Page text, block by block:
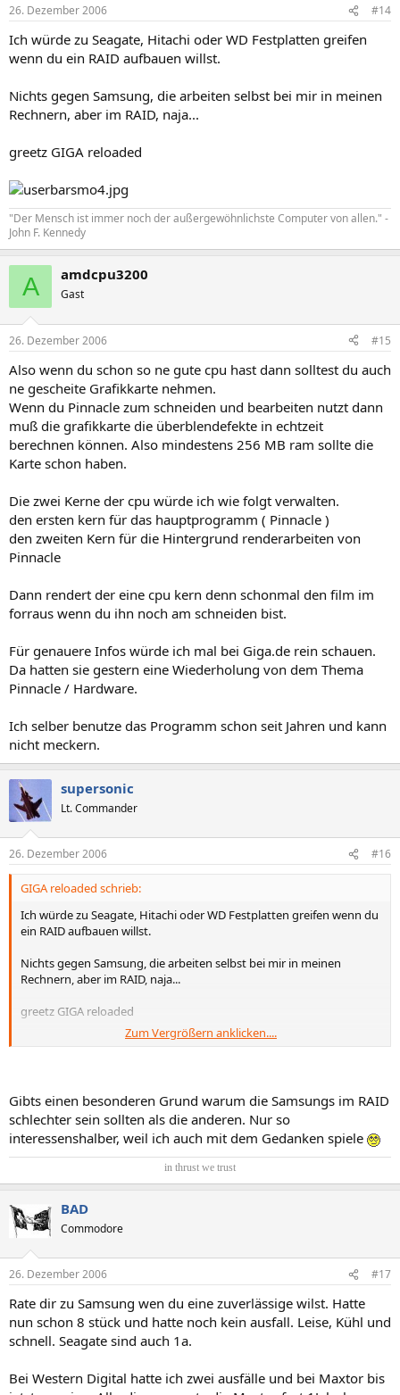
26. Dezember 2006 #14
Ich würde zu Seagate, Hitachi oder WD Festplatten greifen
wenn du ein RAID aufbauen willst.
Nichts gegen Samsung, die arbeiten selbst bei mir in meinen
Rechnern, aber im RAID, naja...
greetz GIGA reloaded
"Der Mensch ist immer noch der außergewöhnlichste Computer von allen." -
John F. Kennedy
A amdcpu3200
Gast
26. Dezember 2006 #15
Also wenn du schon so ne gute cpu hast dann solltest du auch
ne gescheite Grafikkarte nehmen.
Wenn du Pinnacle zum schneiden und bearbeiten nutzt dann
muß die grafikkarte die überblendefekte in echtzeit
berechnen können. Also mindestens 256 MB ram sollte die
Karte schon haben.
Die zwei Kerne der cpu würde ich wie folgt verwalten.
den ersten kern für das hauptprogramm ( Pinnacle )
den zweiten Kern für die Hintergrund renderarbeiten von
Pinnacle
Dann rendert der eine cpu kern denn schonmal den film im
forraus wenn du ihn noch am schneiden bist.
Für genauere Infos würde ich mal bei Giga.de rein schauen.
Da hatten sie gestern eine Wiederholung von dem Thema
Pinnacle / Hardware.
Ich selber benutze das Programm schon seit Jahren und kann
nicht meckern.
supersonic
Lt. Commander
26. Dezember 2006 #16
GIGA reloaded schrieb:
Ich würde zu Seagate, Hitachi oder WD Festplatten greifen wenn du
ein RAID aufbauen willst.
Nichts gegen Samsung, die arbeiten selbst bei mir in meinen
Rechnern, aber im RAID, naja...
greetz GIGA reloaded
Zum Vergrößern anklicken....
Gibts einen besonderen Grund warum die Samsungs im RAID
schlechter sein sollten als die anderen. Nur so
interessenshalber, weil ich auch mit dem Gedanken spiele
in thrust we trust​
BAD
Commodore
26. Dezember 2006 #17
Rate dir zu Samsung wen du eine zuverlässige wilst. Hatte
nun schon 8 stück und hatte noch kein ausfall. Leise, Kühl und
schnell. Seagate sind auch 1a.
Bei Western Digital hatte ich zwei ausfälle und bei Maxtor bis